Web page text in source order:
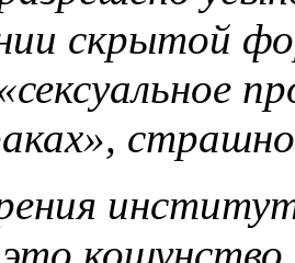
скрытой